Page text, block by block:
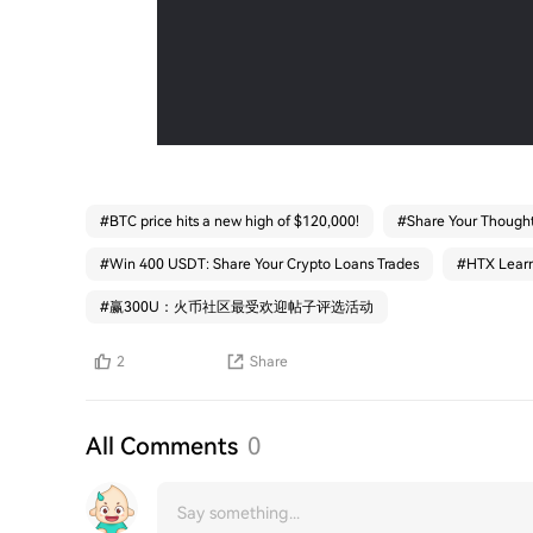
#BTC price hits a new high of $120,000! #Share Your
#Win 400 USDT: Share Your Crypto Loans Trades #HTX
#赢300U：火币社区最受欢迎帖子评选活动
2 Share
All Comments 0